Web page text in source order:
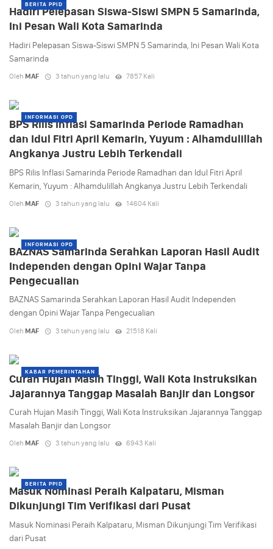
BERITA PPID
Hadiri Pelepasan Siswa-Siswi SMPN 5 Samarinda,
Ini Pesan Wali Kota Samarinda
Hadiri Pelepasan Siswa-Siswi SMPN 5 Samarinda, Ini Pesan Wali Kota
Samarinda
Oleh MAF 3 tahun yang lalu 7857 Kali
INFORMASI OPD
BPS Rilis Inflasi Samarinda Periode Ramadhan
dan Idul Fitri April Kemarin, Yuyum : Alhamdulillah
Angkanya Justru Lebih Terkendali
BPS Rilis Inflasi Samarinda Periode Ramadhan dan Idul Fitri April
Kemarin, Yuyum : Alhamdulillah Angkanya Justru Lebih Terkendali
Oleh MAF 3 tahun yang lalu 14604 Kali
INFORMASI OPD
BAZNAS Samarinda Serahkan Laporan Hasil Audit
Independen dengan Opini Wajar Tanpa
Pengecualian
BAZNAS Samarinda Serahkan Laporan Hasil Audit Independen
dengan Opini Wajar Tanpa Pengecualian
Oleh MAF 3 tahun yang lalu 21518 Kali
KABAR PEMERINTAHAN
Curah Hujan Masih Tinggi, Wali Kota Instruksikan
Jajarannya Tanggap Masalah Banjir dan Longsor
Curah Hujan Masih Tinggi, Wali Kota Instruksikan Jajarannya Tanggap
Masalah Banjir dan Longsor
Oleh MAF 3 tahun yang lalu 6943 Kali
BERITA PPID
Masuk Nominasi Peraih Kalpataru, Misman
Dikunjungi Tim Verifikasi dari Pusat
Masuk Nominasi Peraih Kalpataru, Misman Dikunjungi Tim Verifikasi
dari Pusat